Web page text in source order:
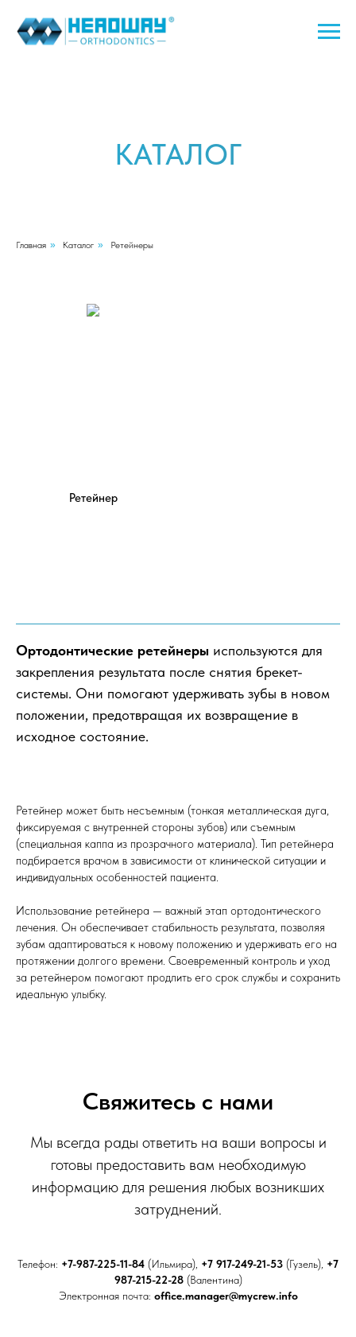
КАТАЛОГ
Главная » Каталог » Ретейнеры
Ретейнер
Ортодонтические ретейнеры используются для
закрепления результата после снятия брекет-
системы. Они помогают удерживать зубы в новом
положении, предотвращая их возвращение в
исходное состояние.
Ретейнер может быть несъемным (тонкая металлическая дуга,
фиксируемая с внутренней стороны зубов) или съемным
(специальная каппа из прозрачного материала). Тип ретейнера
подбирается врачом в зависимости от клинической ситуации и
индивидуальных особенностей пациента.
Использование ретейнера — важный этап ортодонтического
лечения. Он обеспечивает стабильность результата, позволяя
зубам адаптироваться к новому положению и удерживать его на
протяжении долгого времени. Своевременный контроль и уход
за ретейнером помогают продлить его срок службы и сохранить
идеальную улыбку.
Свяжитесь с нами
Мы всегда рады ответить на ваши вопросы и
готовы предоставить вам необходимую
информацию для решения любых возникших
затруднений.
Телефон: +7-987-225-11-84 (Ильмира), +7 917-249-21-53 (Гузель), +7
987-215-22-28 (Валентина)
Электронная почта: office.manager@mycrew.info